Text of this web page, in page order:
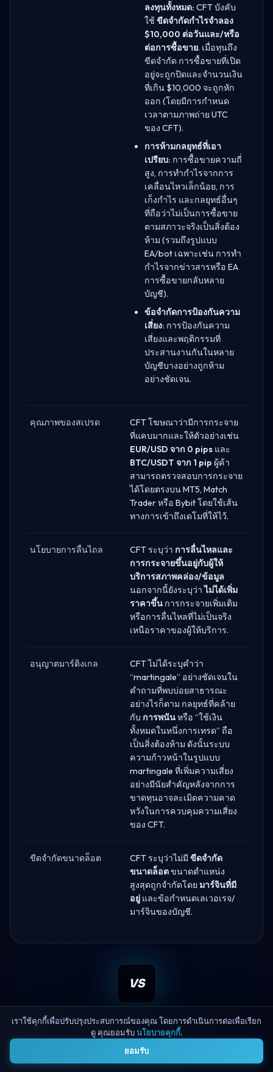
ลงทุนทั้งหมด: CFT บังคับ
ใช้ขีดจำกัดกำไรจำลอง
$10,000 ต่อวันและ/หรือ
ต่อการซื้อขาย. เมื่อทุนถึง
ขีดจำกัด การซื้อขายที่เปิด
อยู่จะถูกปิดและจำนวนเงิน
ที่เกิน $10,000 จะถูกหัก
ออก (โดยมีการกำหนด
เวลาตามภาพถ่าย UTC
ของ CFT).
การห้ามกลยุทธ์ที่เอา
เปรียบ: การซื้อขายความถี่
สูง, การทำกำไรจากการ
เคลื่อนไหวเล็กน้อย, การ
เก็งกำไร และกลยุทธ์อื่นๆ
ที่ถือว่าไม่เป็นการซื้อขาย
ตามสภาวะจริงเป็นสิ่งต้อง
ห้าม (รวมถึงรูปแบบ
EA/bot เฉพาะเช่น การทำ
กำไรจากข่าวสารหรือ EA
การซื้อขายกลับหลาย
บัญชี).
ข้อจำกัดการป้องกันความ
เสี่ยง: การป้องกันความ
เสี่ยงและพฤติกรรมที่
ประสานงานกันในหลาย
บัญชีบางอย่างถูกห้าม
อย่างชัดเจน.
คุณภาพของสเปรด
CFT โฆษณาว่ามีการกระจาย
ที่แคบมากและให้ตัวอย่างเช่น
EUR/USD จาก 0 pips และ
BTC/USDT จาก 1 pip ผู้ค้า
สามารถตรวจสอบการกระจาย
ได้โดยตรงบน MT5, Match
Trader หรือ Bybit โดยใช้เส้น
ทางการเข้าถึงเดโมที่ให้ไว้.
นโยบายการลื่นไถล CFT ระบุว่า การลื่นไหลและ
การกระจายขึ้นอยู่กับผู้ให้
บริการสภาพคล่อง/ข้อมูล
นอกจากนี้ยังระบุว่าไม่ได้เพิ่ม
ราคาขึ้น การกระจายเพิ่มเติม
หรือการลื่นไหลที่ไม่เป็นจริง
เหนือราคาของผู้ให้บริการ.
อนุญาตมาร์ติงเกล
CFT ไม่ได้ระบุคำว่า
“martingale” อย่างชัดเจนใน
คำถามที่พบบ่อยสาธารณะ
อย่างไรก็ตาม กลยุทธ์ที่คล้าย
กับ การพนันหรือ “ใช้เงิน
ทั้งหมดในหนึ่งการเทรด” ถือ
เป็นสิ่งต้องห้าม ดังนั้นระบบ
ความก้าวหน้าในรูปแบบ
martingale ที่เพิ่มความเสี่ยง
อย่างมีนัยสำคัญหลังจากการ
ขาดทุนอาจละเมิดความคาด
หวังในการควบคุมความเสี่ยง
ของ CFT.
ขีดจำกัดขนาดล็อต CFT ระบุว่าไม่มี ขีดจำกัด
ขนาดล็อตขนาดตำแหน่ง
สูงสุดถูกจำกัดโดย มาร์จินที่มี
อยู่ และข้อกำหนดเลเวอเรจ/
มาร์จินของบัญชี.
VS
เปรียบเทียบอย่างไร?
เปรียบเทียบ ผู้ค้า Crypto Fund กับบริษัทชั้นนำอื่น ๆ
เราใช้คุกกี้เพื่อปรับปรุงประสบการณ์ของคุณ โดยการดำเนินการต่อเพื่อเรียก
ดู คุณยอมรับนโยบายคุกกี้.
ยอมรับ